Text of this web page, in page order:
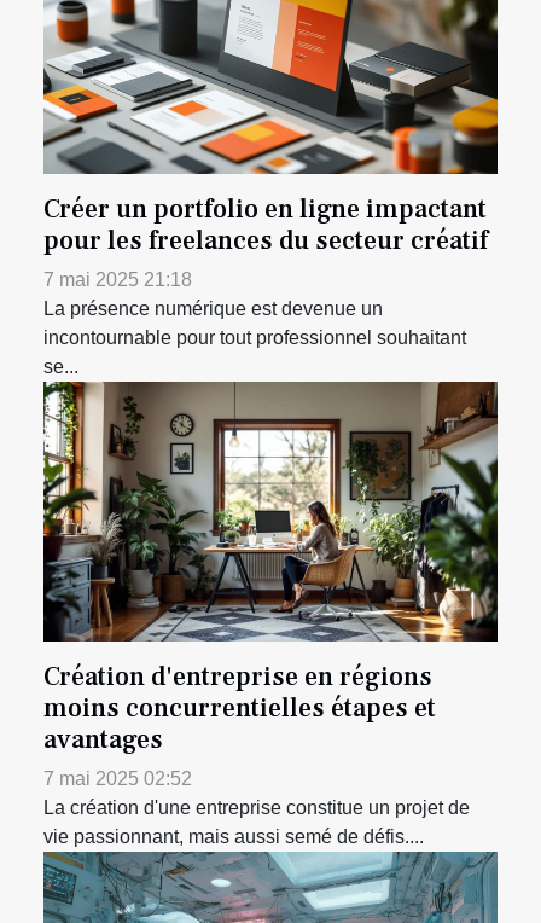
Créer un portfolio en ligne impactant
pour les freelances du secteur créatif
7 mai 2025 21:18
La présence numérique est devenue un
incontournable pour tout professionnel souhaitant
se...
Création d'entreprise en régions
moins concurrentielles étapes et
avantages
7 mai 2025 02:52
La création d'une entreprise constitue un projet de
vie passionnant, mais aussi semé de défis....